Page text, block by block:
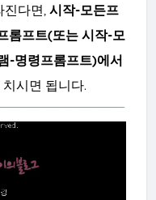
다면, 시작-모든프
롬프트(또는 시작-모
-명령프롬프트)에서
시면 됩니다.